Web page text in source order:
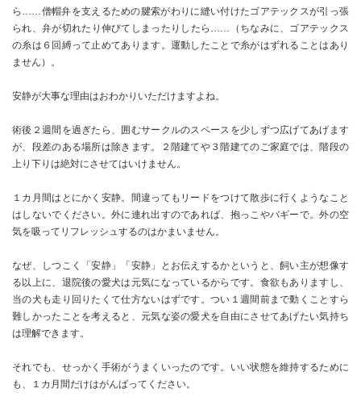
ら……僧帽弁を支えるための腱索がわりに縫い付けたゴアテックスが引っ張
られ、弁が切れたり伸びてしまったりしたら……（ちなみに、ゴアテックス
の糸は６回縛って止めてあります。運動したことで糸がはずれることはあり
ません）。
安静が大事な理由はおわかりいただけますよね。
術後２週間を過ぎたら、囲むサークルのスペースを少しずつ広げてあげます
が、段差のある場所は除きます。２階建てや３階建てのご家庭では、階段の
上り下りは絶対にさせてはいけません。
１カ月間はとにかく安静。間違ってもリードをつけて散歩に行くようなこと
はしないでください。外に連れ出すのであれば、抱っこやバギーで。外の空
気を吸ってリフレッシュするのはかまいません。
なぜ、しつこく「安静」「安静」とお伝えするかというと、飼い主が想像す
る以上に、退院後の愛犬は元気になっているからです。食欲もありますし、
当の犬も走り回りたくて仕方ないはずです。つい１週間前まで動くことすら
難しかったことを考えると、元気な姿の愛犬を自由にさせてあげたい気持ち
は理解できます。
それでも、せっかく手術がうまくいったのです。いい状態を維持するために
も、１カ月間だけはがんばってください。